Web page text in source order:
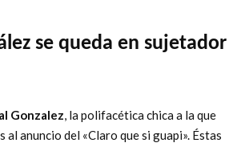
se queda en sujetador
Gonzalez, la polifacética chica a la que
al anuncio del «Claro que si guapi». Éstas